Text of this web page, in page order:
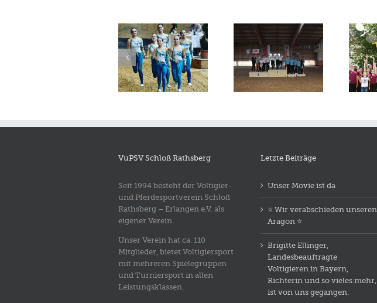
✨Fränkische
Meisterschaft in
Lohe am
29./30.6.2019✨
Voltigierturnier und
Voltigiertag in Gut
Eggenhof am
1./2.6.2019
VuPSV Schloß Rathsberg
Seit 1994 besteht der Voltigier-
und Pferdesportverein Schloß
Rathsberg – Erlangen e.V. als
eigener Verein.
Unser Verein hat ca. 110
Mitglieder, bietet Voltigiersport
mit mehreren Spielegruppen
und Turniersport in allen
Leistungsklassen.
Letzte Beiträge
Unser Movie ist da
⭐️ Wir verabschieden unseren
Aragon ⭐️
Brigitte Ellinger,
Landesbeauftragte
Voltigieren in Bayern,
Richterin und so vieles mehr,
ist von uns gegangen.